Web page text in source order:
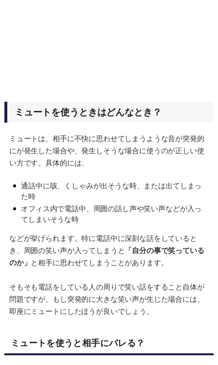
ミュートを使うときはどんなとき？
ミュートは、相手に不快に思わせてしまうような音が突発的
にが発生した場合や、発生しそうな場合に使うのが正しい使
い方です。具体的には、
通話中に咳、くしゃみが出そうな時、または出てしまっ
た時
オフィス内で電話中、周囲の話し声や笑い声などが入っ
てしまいそうな時
などが挙げられます。特に電話中に深刻な話をしていると
き、周囲の笑い声が入ってしまうと
「自分の事で笑っている
のか」 と相手に思わせてしまうことがあります。
そもそも電話をしている人の周りで笑い話をすること自体が
問題ですが、もし突発的に大きな笑い声が生じた場合には、
即座にミュートにしたほうが良いでしょう。
ミュートを使うと相手にバレる？